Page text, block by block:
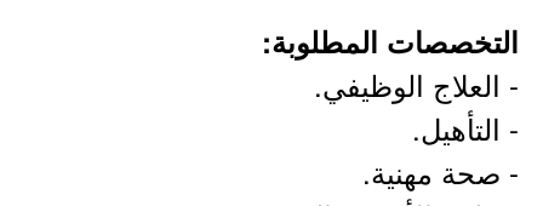
التخصصات المطلوبة:
- العلاج الوظيفي.
- التأهيل.
- صحة مهنية.